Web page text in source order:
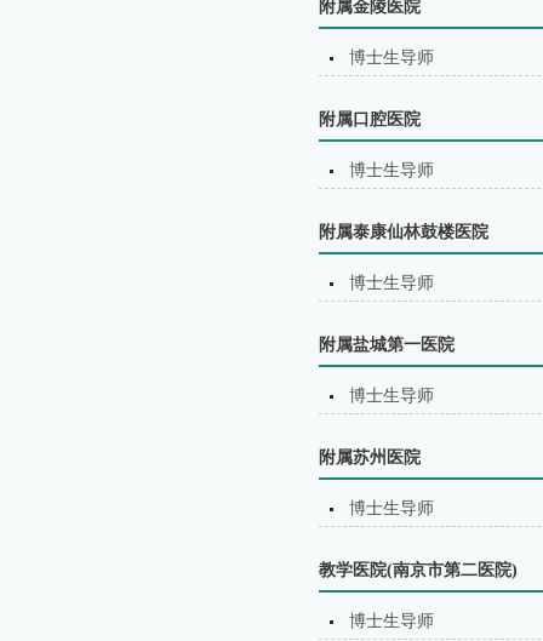
附属金陵医院
博士生导师
附属口腔医院
博士生导师
附属泰康仙林鼓楼医院
博士生导师
附属盐城第⼀医院
博士生导师
附属苏州医院
博士生导师
教学医院(南京市第二医院)
博士生导师